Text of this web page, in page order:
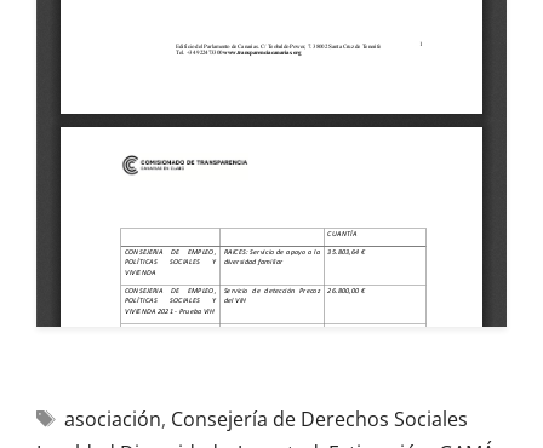
asociación, Consejería de Derechos Sociales